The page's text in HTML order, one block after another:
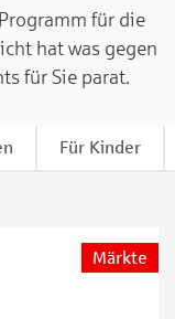
für die
hat was gegen
für Sie parat.
Für Kinder
Märkte